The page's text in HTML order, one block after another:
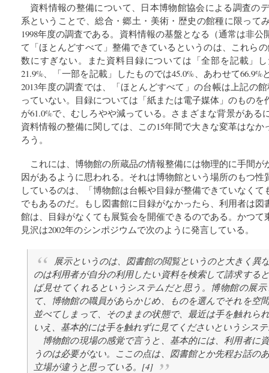
資料情報の整備について、日本博物館協会による調査の
系ということで、総合・郷土・美術・歴史の館種に限って
1998年度の調査である。資料情報の基盤となる（通常は非
て「ほとんどすべて」整備できているというのは、これら
数にすぎない。また資料目録については「全部を記載」
21.9%、「一部を記載」したものでは45.0%、あわせて
2013年度の調査では、「ほとんどすべて」の台帳は上記の
っていない。目録については「紙または電子媒体」のもの
が61.0%で、むしろやや減っている。さまざまな背景がある
資料情報の整備に関しては、この15年間で大きな変革はな
ろう。
これには、博物館の所蔵品の情報整備には物理的に手間
因があるように思われる。それは博物館という場所のもつ
しているのは、「博物館は台帳や目録が整備できていなく
でもあるのだ。もし図書館に目録がなかったら、利用者は
館は、目録がなくても展覧会を開催できるのである。かつて
見沢は2002年のシンポジウムで次のように発言している。
展示というのは、図書館の閲覧というのと大きく異
のは利用者が自分の利用したい資料を検索して請求する
ば見せてくれるというシステムだと思う。博物館の展
て、博物館の職員があらかじめ、ものを選んでそれを空
並べてしまって、そのままの状態で、最近は手を触れら
いえ、基本的には手を触れずに見てくださいというシス
博物館の現場の感覚で言うと、基本的には、利用者に
うのは必要がない。ここの点は、図書館とか先程お話の
立場が違うと思っている。[4]